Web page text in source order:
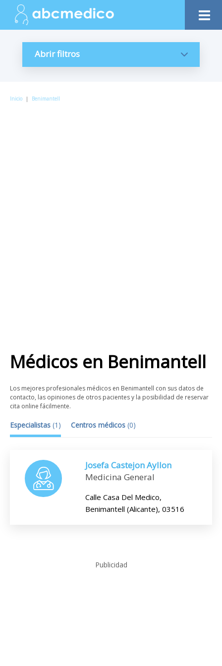
Abrir filtros
Inicio | Benimantell
Médicos en Benimantell
Los mejores profesionales médicos en Benimantell con sus datos de
contacto, las opiniones de otros pacientes y la posibilidad de reservar
cita online fácilmente.
Especialistas (1 ) Centros médicos (0)
Josefa Castejon Ayllon
Medicina General
Calle Casa Del Medico,
Benimantell (Alicante), 03516
Publicidad